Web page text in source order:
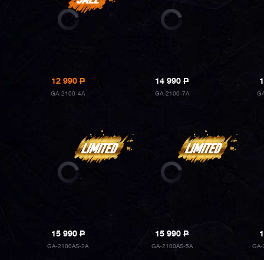
12 990P
GA-2100-4A
14 990P
GA-2100-7A
15 990P
GA-2100AS-2A
15 990P
GA-2100AS-5A